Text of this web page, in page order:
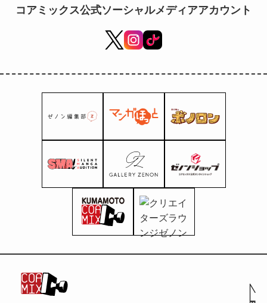
Ikebukuro
コアミックス公式ソーシャルメディアアカウント